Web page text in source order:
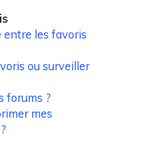
entre les favoris
ou surveiller
forums ?
mes